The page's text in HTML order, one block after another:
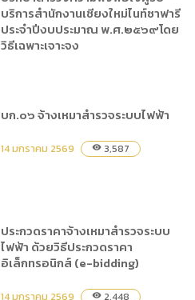
บริการสำนักงานเชียงใหม่ไนท์ซาฟารี
ประจำปีงบประมาณ พ.ศ.๒๕๖๙โดย
วิธีเฉพาะเจาะจง
บก.๐๖ จ้างเหมาสำรวจระบบไฟฟ้า
14 มกราคม 2569 visibility 3,587
ประกวดราคาจ้างเหมาสำรวจระบบ
ไฟฟ้า ด้วยวิธีประกวดราคา
อิเล็กทรอนิกส์ (e-bidding)
14 มกราคม 2569 visibility 2,448